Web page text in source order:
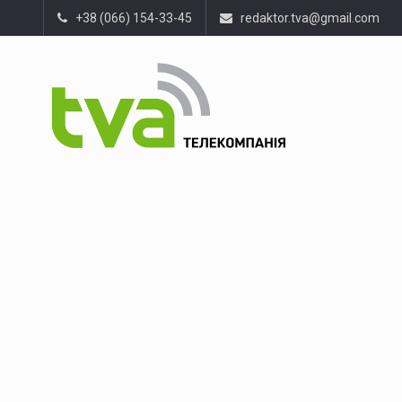
+38 (066) 154-33-45 redaktor.tva@gmail.com